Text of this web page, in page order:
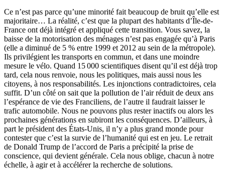
Ce n’est pas parce qu’une minorité fait beaucoup de bruit qu’elle est
majoritaire… La réalité, c’est que la plupart des habitants d’Île-de-
France ont déjà intégré et appliqué cette transition. Vous savez, la
baisse de la motorisation des ménages n’est pas engagée qu’à Paris
(elle a diminué de 5 % entre 1999 et 2012 au sein de la métropole).
Ils privilégient les transports en commun, et dans une moindre
mesure le vélo. Quand 15 000 scientifiques disent qu’il est déjà trop
tard, cela nous renvoie, nous les politiques, mais aussi nous les
citoyens, à nos responsabilités. Les injonctions contradictoires, cela
suffit. D’un côté on sait que la pollution de l’air réduit de deux ans
l’espérance de vie des Franciliens, de l’autre il faudrait laisser le
trafic automobile. Nous ne pouvons plus rester inactifs ou alors les
prochaines générations en subiront les conséquences. D’ailleurs, à
part le président des États-Unis, il n’y a plus grand monde pour
contester que c’est la survie de l’humanité qui est en jeu. Le retrait
de Donald Trump de l’accord de Paris a précipité la prise de
conscience, qui devient générale. Cela nous oblige, chacun à notre
échelle, à agir et à accélérer la recherche de solutions.